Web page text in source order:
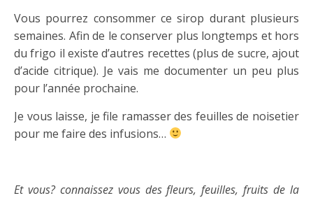
Vous pourrez consommer ce sirop durant plusieurs
semaines. Afin de le conserver plus longtemps et hors
du frigo il existe d’autres recettes (plus de sucre, ajout
d’acide citrique). Je vais me documenter un peu plus
pour l’année prochaine.
Je vous laisse, je file ramasser des feuilles de noisetier
pour me faire des infusions…
Et vous? connaissez vous des fleurs, feuilles, fruits de la